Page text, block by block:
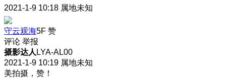
2021-1-9 10:18 属地未知
守云观海5F 赞
评论 举报
摄影达人 LYA-AL00
2021-1-9 10:19 属地未知
美拍摄，赞！